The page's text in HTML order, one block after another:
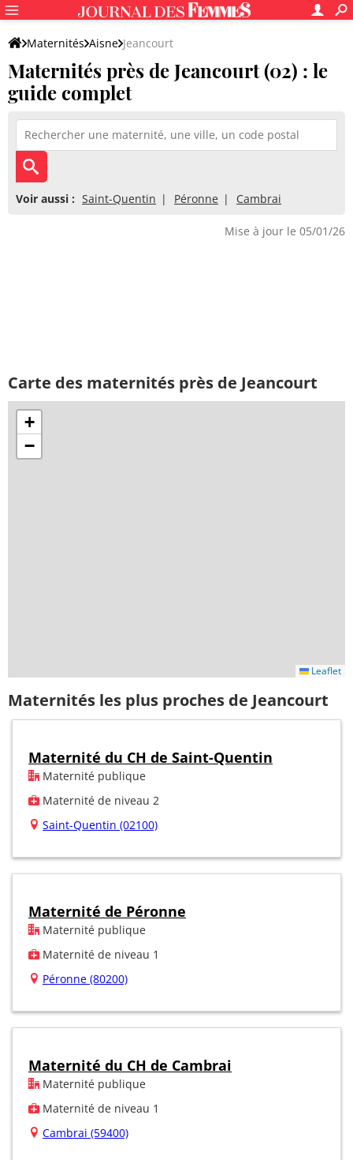
Maternités Aisne Jeancourt
Maternités près de Jeancourt (02) : le
guide complet
Voir aussi : Saint-Quentin Péronne Cambrai
Mise à jour le 05/01/26
Carte des maternités près de Jeancourt
+
−
Leaflet
Maternités les plus proches de Jeancourt
Maternité du CH de Saint-Quentin
Maternité publique
Maternité de niveau 2
Saint-Quentin (02100)
Maternité de Péronne
Maternité publique
Maternité de niveau 1
Péronne (80200)
Maternité du CH de Cambrai
Maternité publique
Maternité de niveau 1
Cambrai (59400)